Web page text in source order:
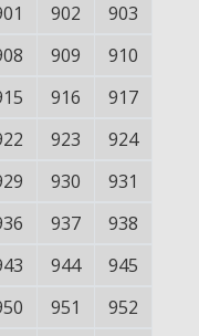
902
903
909
910
916
917
923
924
930
931
937
938
944
945
951
952